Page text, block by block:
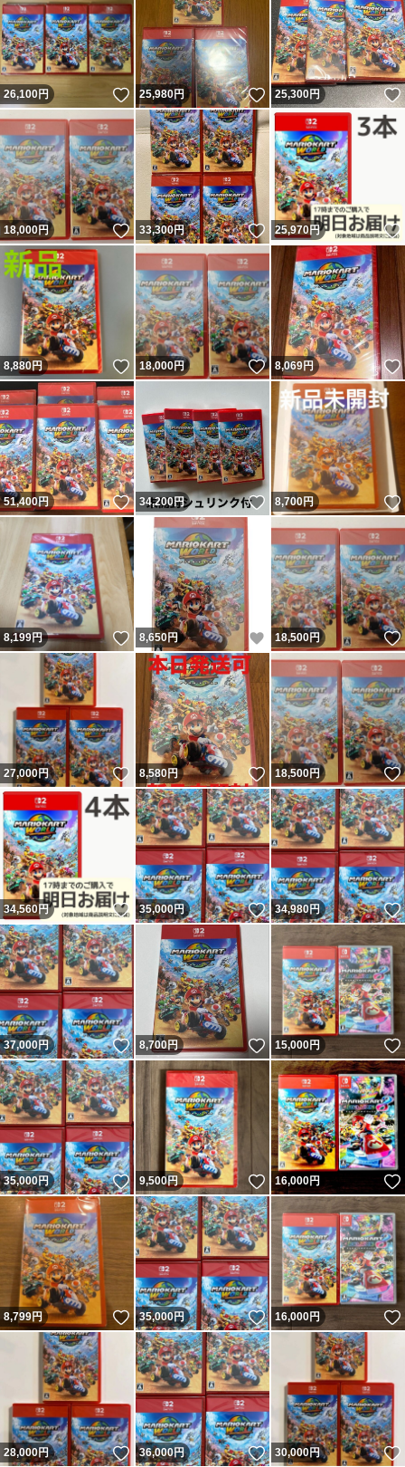
26,100円 いいね！
25,980円 いいね！
25,300円
18,000円 いいね！
33,300円 いいね！
25,970円
8,880円 いいね！
18,000円 いいね！
8,069円
51,400円 いいね！
34,200円 いいね！
8,700円
8,199円 いいね！
8,650円 いいね！
18,500円
27,000円 いいね！
8,580円 いいね！
18,500円
34,560円 いいね！
35,000円 いいね！
34,980円
37,000円 いいね！
8,700円 いいね！
15,000円
35,000円 いいね！
9,500円 いいね！
16,000円
8,799円 いいね！
35,000円 いいね！
16,000円
28,000円 いいね！
36,000円 いいね！
30,000円